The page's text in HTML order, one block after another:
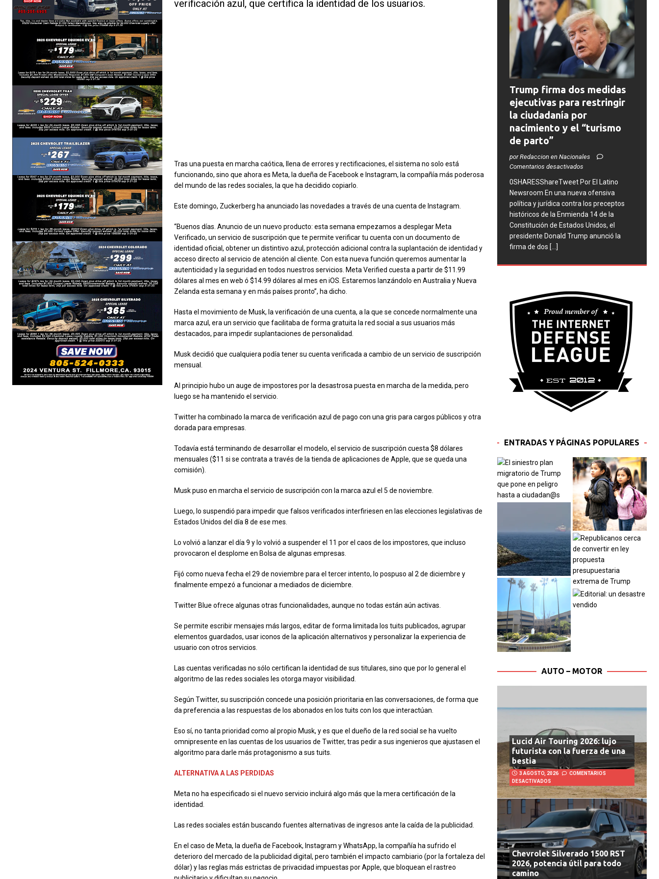
verificación azul, que certifica la identidad de los usuarios.
Tras una puesta en marcha caótica, llena de errores y rectificaciones, el sistema no solo está
funcionando, sino que ahora es Meta, la dueña de Facebook e Instagram, la compañía más poderosa
del mundo de las redes sociales, la que ha decidido copiarlo.
Este domingo, Zuckerberg ha anunciado las novedades a través de una cuenta de Instagram.
“Buenos días. Anuncio de un nuevo producto: esta semana empezamos a desplegar Meta
Verificado, un servicio de suscripción que te permite verificar tu cuenta con un documento de
identidad oficial, obtener un distintivo azul, protección adicional contra la suplantación de identidad y
acceso directo al servicio de atención al cliente. Con esta nueva función queremos aumentar la
autenticidad y la seguridad en todos nuestros servicios. Meta Verified cuesta a partir de $11.99
dólares al mes en web ó $14.99 dólares al mes en iOS. Estaremos lanzándolo en Australia y Nueva
Zelanda esta semana y en más países pronto”, ha dicho.
Hasta el movimiento de Musk, la verificación de una cuenta, a la que se concede normalmente una
marca azul, era un servicio que facilitaba de forma gratuita la red social a sus usuarios más
destacados, para impedir suplantaciones de personalidad.
Musk decidió que cualquiera podía tener su cuenta verificada a cambio de un servicio de suscripción
mensual.
Al principio hubo un auge de impostores por la desastrosa puesta en marcha de la medida, pero
luego se ha mantenido el servicio.
Twitter ha combinado la marca de verificación azul de pago con una gris para cargos públicos y otra
dorada para empresas.
Todavía está terminando de desarrollar el modelo, el servicio de suscripción cuesta $8 dólares
mensuales ($11 si se contrata a través de la tienda de aplicaciones de Apple, que se queda una
comisión).
Musk puso en marcha el servicio de suscripción con la marca azul el 5 de noviembre.
Luego, lo suspendió para impedir que falsos verificados interfiriesen en las elecciones legislativas de
Estados Unidos del día 8 de ese mes.
Lo volvió a lanzar el día 9 y lo volvió a suspender el 11 por el caos de los impostores, que incluso
provocaron el desplome en Bolsa de algunas empresas.
Fijó como nueva fecha el 29 de noviembre para el tercer intento, lo pospuso al 2 de diciembre y
finalmente empezó a funcionar a mediados de diciembre.
Twitter Blue ofrece algunas otras funcionalidades, aunque no todas están aún activas.
Se permite escribir mensajes más largos, editar de forma limitada los tuits publicados, agrupar
elementos guardados, usar iconos de la aplicación alternativos y personalizar la experiencia de
usuario con otros servicios.
Las cuentas verificadas no sólo certifican la identidad de sus titulares, sino que por lo general el
algoritmo de las redes sociales les otorga mayor visibilidad.
Según Twitter, su suscripción concede una posición prioritaria en las conversaciones, de forma que
da preferencia a las respuestas de los abonados en los tuits con los que interactúan.
Eso sí, no tanta prioridad como al propio Musk, y es que el dueño de la red social se ha vuelto
omnipresente en las cuentas de los usuarios de Twitter, tras pedir a sus ingenieros que ajustasen el
algoritmo para darle más protagonismo a sus tuits.
ALTERNATIVA A LAS PERDIDAS
Meta no ha especificado si el nuevo servicio incluirá algo más que la mera certificación de la
identidad.
Las redes sociales están buscando fuentes alternativas de ingresos ante la caída de la publicidad.
En el caso de Meta, la dueña de Facebook, Instagram y WhatsApp, la compañía ha sufrido el
deterioro del mercado de la publicidad digital, pero también el impacto cambiario (por la fortaleza del
dólar) y las reglas más estrictas de privacidad impuestas por Apple, que bloquean el rastreo
Trump firma dos medidas
ejecutivas para restringir
la ciudadanía por
nacimiento y el “turismo
de parto”
por Redaccion en Nacionales
Comentarios desactivados
0SHARESShareTweet ​Por El Latino
Newsroom ​En una nueva ofensiva
política y jurídica contra los preceptos
históricos de la Enmienda 14 de la
Constitución de Estados Unidos, el
presidente Donald Trump anunció la
firma de dos [...]
ENTRADAS Y PÁGINAS POPULARES
AUTO – MOTOR
Lucid Air Touring 2026: lujo
futurista con la fuerza de una
bestia
3 AGOSTO, 2026
COMENTARIOS
DESACTIVADOS
Chevrolet Silverado 1500 RST
2026, potencia útil para todo
camino